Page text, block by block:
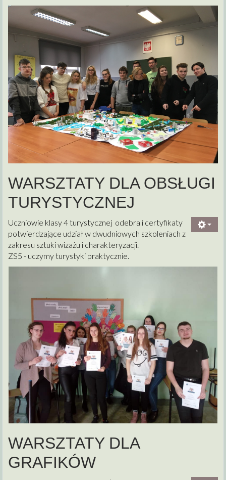
WARSZTATY DLA OBSŁUGI
TURYSTYCZNEJ
Uczniowie klasy 4 turystycznej odebrali certyfikaty
potwierdzające udział w dwudniowych szkoleniach z
zakresu sztuki wizażu i charakteryzacji.
ZS5 - uczymy turystyki praktycznie.
WARSZTATY DLA
GRAFIKÓW